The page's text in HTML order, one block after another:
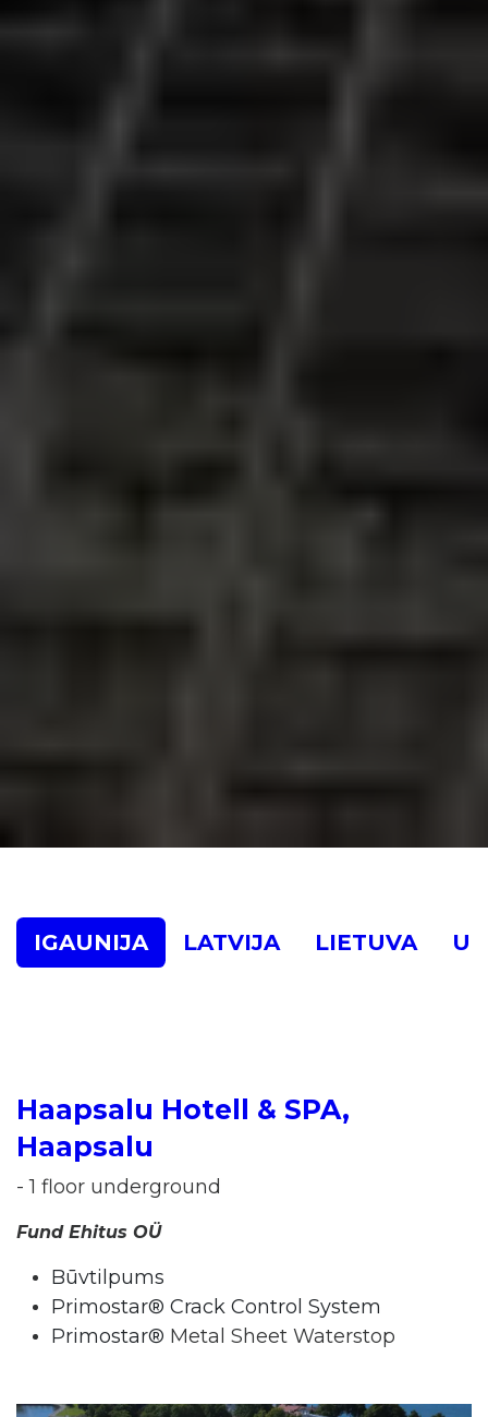
IGAUNIJA LATVIJA LIETUVA
Haapsalu Hotell & SPA,
Haapsalu
- 1 floor underground
Fund Ehitus OÜ
Būvtilpums
Primostar® Crack Control System
Primostar® Metal Sheet Waterstop